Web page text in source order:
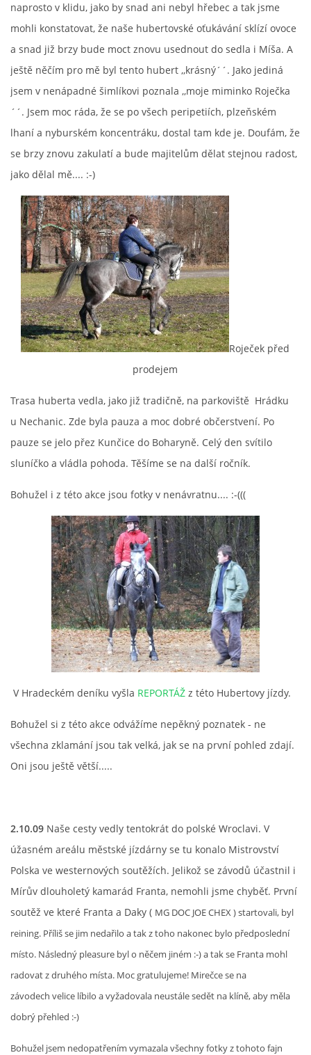
naprosto v klidu, jako by snad ani nebyl hřebec a tak jsme
mohli konstatovat, že naše hubertovské oťukávání sklízí ovoce
a snad již brzy bude moct znovu usednout do sedla i Míša. A
ještě něčím pro mě byl tento hubert ,,krásný´´. Jako jediná
jsem v nenápadné šimlíkovi poznala ,,moje miminko Roječka
´´. Jsem moc ráda, že se po všech peripetiích, plzeňském
lhaní a nyburském koncentráku, dostal tam kde je. Doufám, že
se brzy znovu zakulatí a bude majitelům dělat stejnou radost,
jako dělal mě.... :-)
Roječek před
prodejem
Trasa huberta vedla, jako již tradičně, na parkoviště Hrádku
u Nechanic. Zde byla pauza a moc dobré občerstvení. Po
pauze se jelo přez Kunčice do Boharyně. Celý den svítilo
sluníčko a vládla pohoda. Těšíme se na další ročník.
Bohužel i z této akce jsou fotky v nenávratnu.... :-(((
V Hradeckém deníku vyšla REPORTÁŽ z této Hubertovy jízdy.
Bohužel si z této akce odvážíme nepěkný poznatek - ne
všechna zklamání jsou tak velká, jak se na první pohled zdají.
Oni jsou ještě větší.....
2.10.09 Naše cesty vedly tentokrát do polské Wroclavi. V
úžasném areálu městské jízdárny se tu konalo Mistrovství
Polska ve westernových soutěžích. Jelikož se závodů účastnil i
Mírův dlouholetý kamarád Franta, nemohli jsme chyběť. První
soutěž ve které Franta a Daky ( MG DOC JOE CHEX ) startovali, byl
reining. Příliš se jim nedařilo a tak z toho nakonec bylo předposlední
místo. Následný pleasure byl o něčem jiném :-) a tak se Franta mohl
radovat z druhého místa. Moc gratulujeme! Mirečce se na
závodech velice líbilo a vyžadovala neustále sedět na klíně, aby měla
dobrý přehled :-)
Bohužel jsem nedopatřením vymazala všechny fotky z tohoto fajn